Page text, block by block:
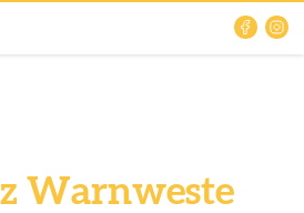
Warnweste